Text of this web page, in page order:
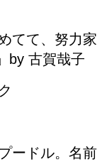
てて、努力家
by 古賀哉子
ードル。名前